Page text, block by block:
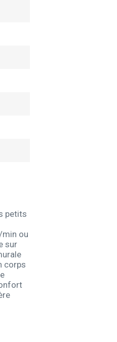
petits
min ou
sur
corps